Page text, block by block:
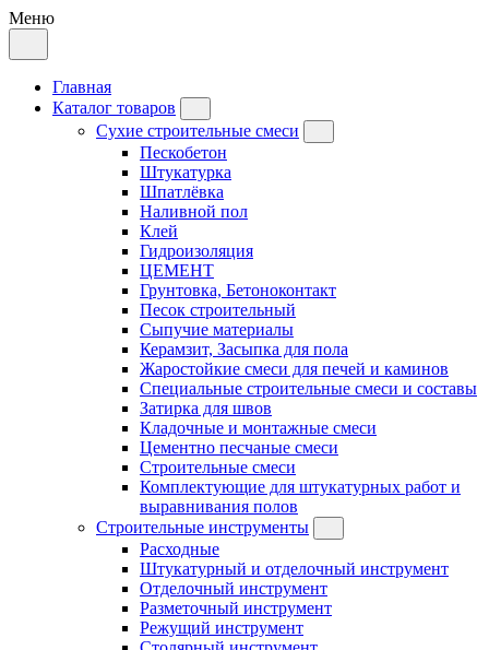
Меню
Главная
Каталог товаров
Сухие строительные смеси
Пескобетон
Штукатурка
Шпатлёвка
Наливной пол
Клей
Гидроизоляция
ЦЕМЕНТ
Грунтовка, Бетоноконтакт
Песок строительный
Сыпучие материалы
Керамзит, Засыпка для пола
Жаростойкие смеси для печей и каминов
Специальные строительные смеси и составы
Затирка для швов
Кладочные и монтажные смеси
Цементно песчаные смеси
Строительные смеси
Комплектующие для штукатурных работ и
выравнивания полов
Строительные инструменты
Расходные
Штукатурный и отделочный инструмент
Отделочный инструмент
Разметочный инструмент
Режущий инструмент